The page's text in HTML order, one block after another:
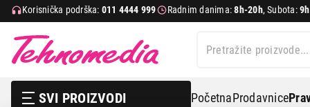
Korisnička podrška: 011 4444 999 Radnim danima:8h-20h, Subota:
SVI PROIZVODI PočetnaProdavnice